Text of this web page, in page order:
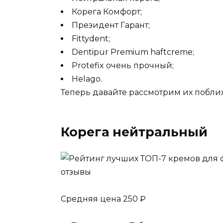
Корега Комфорт;
Президент Гарант;
Fittydent;
Dentipur Premium haftcreme;
Protefix очень прочный;
Helago.
Теперь давайте рассмотрим их
Корега нейтральный
Средняя цена 250 ₽